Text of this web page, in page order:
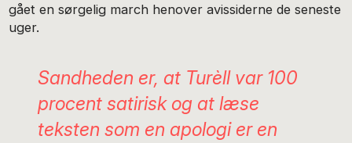
gået en sørgelig march henover avissiderne de seneste
uger.
Sandheden er, at Turèll var 100
procent satirisk og at læse
teksten som en apologi er en